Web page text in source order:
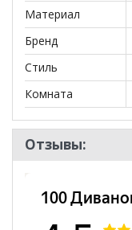
Материал
Бренд
Стиль
Комната
Пол
Отзывы: